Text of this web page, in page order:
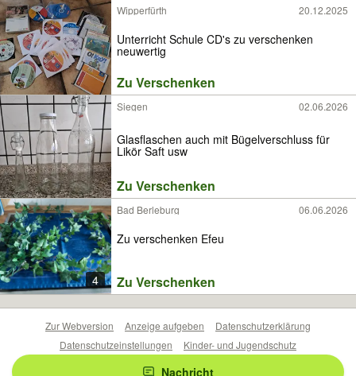
Wipperfürth 20.12.2025
Unterricht Schule CD's zu verschenken
neuwertig
Zu Verschenken
Siegen 02.06.2026
Glasflaschen auch mit Bügelverschluss für
Likör Saft usw
Zu Verschenken
4
Bad Berleburg 06.06.2026
Zu verschenken Efeu
Zu Verschenken
Nachricht
Zur Webversion Anzeige aufgeben
Datenschutzerklärung
Datenschutzeinstellungen
Kinder- und Jugendschutz
Barrierefreiheitserklärung